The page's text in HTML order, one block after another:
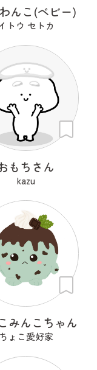
んこ(ベビー)
トウ セトカ
もちさん
kazu
みんこちゃん
ちょこ愛好家